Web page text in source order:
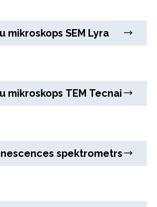
mikroskops SEM Lyra
mikroskops TEM Tecnai
spektrometrs